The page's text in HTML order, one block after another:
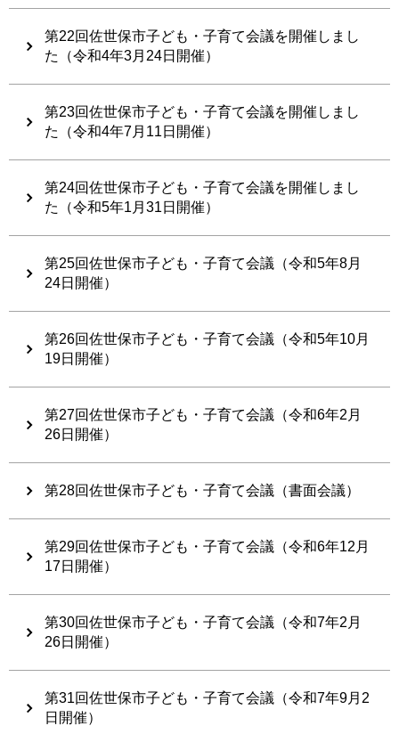
第22回佐世保市子ども・子育て会議を開催しまし
た（令和4年3月24日開催）
第23回佐世保市子ども・子育て会議を開催しまし
た（令和4年7月11日開催）
第24回佐世保市子ども・子育て会議を開催しまし
た（令和5年1月31日開催）
第25回佐世保市子ども・子育て会議（令和5年8月
24日開催）
第26回佐世保市子ども・子育て会議（令和5年10月
19日開催）
第27回佐世保市子ども・子育て会議（令和6年2月
26日開催）
第28回佐世保市子ども・子育て会議（書面会議）
第29回佐世保市子ども・子育て会議（令和6年12月
17日開催）
第30回佐世保市子ども・子育て会議（令和7年2月
26日開催）
第31回佐世保市子ども・子育て会議（令和7年9月2
日開催）